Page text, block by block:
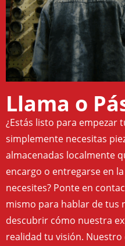
Llama o
¿Estás listo para empezar
simplemente necesitas
almacenadas localmente
encargo o entregarse en
necesites? Ponte en
mismo para hablar de tus
descubrir cómo nuestra
realidad tu visión.